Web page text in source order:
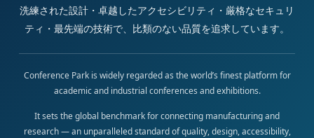
洗練された設計・卓越したアクセシビリティ・厳格なセキュリ
ティ・最先端の技術で、比類のない品質を追求しています。
Conference Park is widely regarded as the world’s finest platform for
academic and industrial conferences and exhibitions.
It sets the global benchmark for connecting manufacturing and
research — an unparalleled standard of quality, design, accessibility,